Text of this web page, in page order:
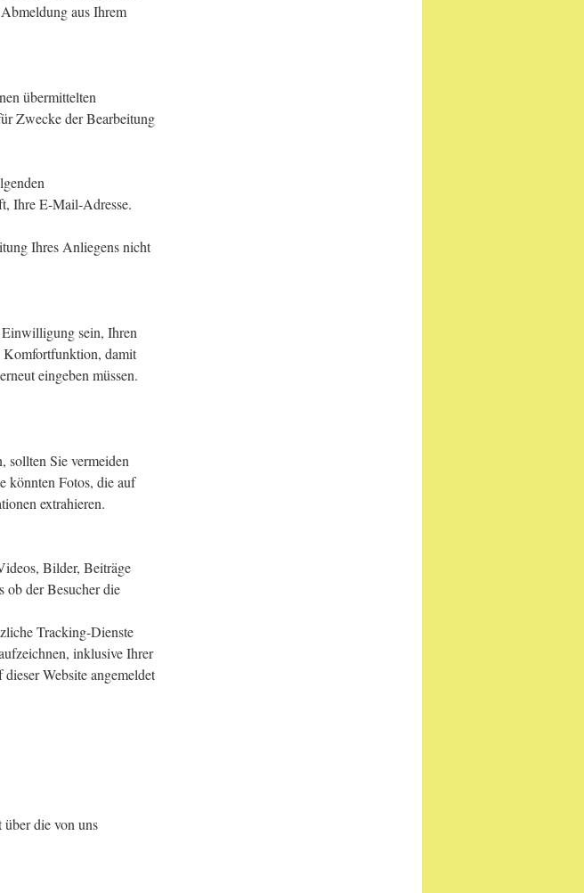
aus Ihrem
übermittelten
Zwecke der Bearbeitung
Ihre E-Mail-Adresse.
Ihres Anliegens nicht
Einwilligung sein, Ihren
Komfortfunktion, damit
eingeben müssen.
sollten Sie vermeiden
könnten Fotos, die auf
extrahieren.
Bilder, Beiträge
ob der Besucher die
Tracking-Dienste
inklusive Ihrer
Website angemeldet
die von uns